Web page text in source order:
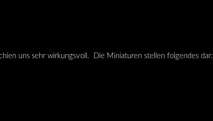
uns sehr wirkungsvoll. Die Miniaturen stellen folgendes dar: